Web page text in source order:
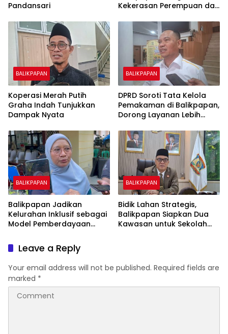
Pandansari
Kekerasan Perempuan dan
BALIKPAPAN
Koperasi Merah Putih
Graha Indah Tunjukkan
Dampak Nyata
BALIKPAPAN
DPRD Soroti Tata Kelola
Pemakaman di Balikpapan,
Dorong Layanan Lebih
Biaya Warga
BALIKPAPAN
Balikpapan Jadikan
Kelurahan Inklusif sebagai
Model Pemberdayaan
BALIKPAPAN
Bidik Lahan Strategis,
Balikpapan Siapkan Dua
Kawasan untuk Sekolah
Leave a Reply
Your email address will not be published. Required fields are
marked *